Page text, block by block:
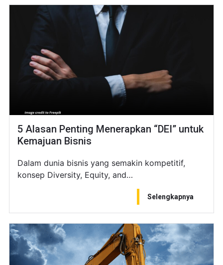
5 Alasan Penting Menerapkan “DEI” untuk
Kemajuan Bisnis
Dalam dunia bisnis yang semakin kompetitif,
konsep Diversity, Equity, and…
Selengkapnya